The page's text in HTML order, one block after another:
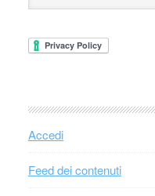
Accedi
Feed dei contenuti